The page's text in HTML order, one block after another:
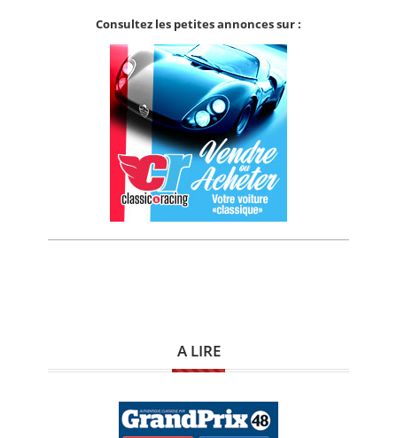
Consultez les petites annonces sur :
A LIRE